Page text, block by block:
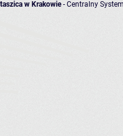
w Krakowie- Centralny